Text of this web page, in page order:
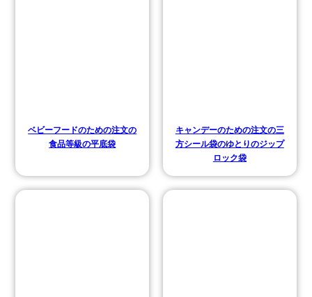
ベビーフードのための注文の
食品等級の平底袋
キャンデーのための注文の三
方シール袋のゆとりのジップ
ロック袋